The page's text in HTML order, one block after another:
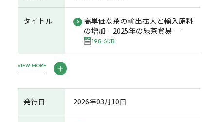
タイトル
高単価な茶の輸出拡大と輸入原料
の増加─2025年の緑茶貿易─
198.6KB
VIEW MORE
発行日 2026年03月10日